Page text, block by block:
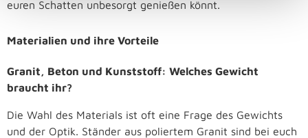
euren Schatten unbesorgt genießen könnt.
Materialien und ihre Vorteile
Granit, Beton und Kunststoff: Welches Gewicht
braucht ihr?
Die Wahl des Materials ist oft eine Frage des Gewichts
und der Optik. Ständer aus poliertem Granit sind bei euch